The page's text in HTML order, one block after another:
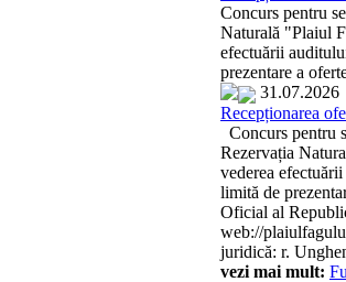
Concurs pentru
Naturală "Plaiul
efectuării
prezentare a
31.07.2026
Recepționarea
Concurs pentru
Rezervația
vederea
limită de
Oficial al
web://
juridică: r.
vezi mai mult: